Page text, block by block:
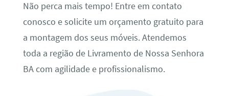
Não perca mais tempo! Entre em contato
conosco e solicite um orçamento gratuito para
a montagem dos seus móveis. Atendemos
toda a região de Livramento de Nossa Senhora
BA com agilidade e profissionalismo.